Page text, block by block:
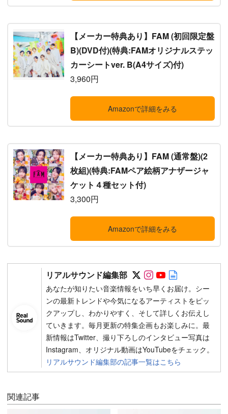
【メーカー特典あり】FAM (初回限定盤
B)(DVD付)(特典:FAMオリジナルステッ
カーシートver. B(A4サイズ)付)
3,960円
Amazonで詳細をみる
【メーカー特典あり】FAM (通常盤)(2
枚組)(特典:FAMペア絵柄アナザージャ
ケット４種セット付)
3,300円
Amazonで詳細をみる
リアルサウンド編集部 Follow on SNS
Follow on SNS
Follow on
あなたが知りたい音楽情報をいち早くお届け。シー
ンの最新トレンドや今気になるアーティストをピッ
クアップし、わかりやすく、そして詳しくお伝えし
ていきます。毎月更新の特集企画もお楽しみに。最
新情報はTwitter、撮り下ろしのインタビュー写真は
Instagram、オリジナル動画はYouTubeをチェック。
リアルサウンド編集部の記事一覧はこちら
関連記事